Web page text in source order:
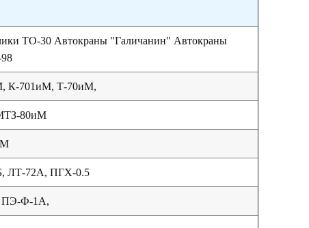
ТО-30 Автокраны "Галичанин" Автокраны
К-701иМ, Т-70иМ,
80иМ
ЛТ-72А, ПГХ-0.5
ПЭ-Ф-1А,